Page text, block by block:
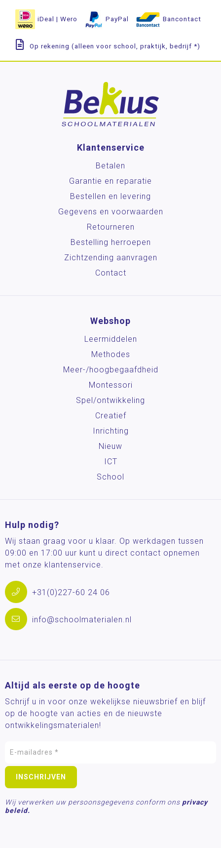
iDeal | Wero PayPal Bancontact
Op rekening (alleen voor school, praktijk, bedrijf *)
Klantenservice
Betalen
Garantie en reparatie
Bestellen en levering
Gegevens en voorwaarden
Retourneren
Bestelling herroepen
Zichtzending aanvragen
Contact
Webshop
Leermiddelen
Methodes
Meer-/hoog­begaafdheid
Montessori
Spel/ontwikkeling
Creatief
Inrichting
Nieuw
ICT
School
Hulp nodig?
Wij staan graag voor u klaar. Op werkdagen tussen
09:00 en 17:00 uur kunt u direct contact opnemen
met onze klantenservice.
+31(0)227-60 24 06
info@schoolmaterialen.nl
Altijd als eerste op de hoogte
Schrijf u in voor onze wekelijkse nieuwsbrief en blijf
op de hoogte van acties en de nieuwste
ontwikkelingsmaterialen!
Wij verwerken uw persoonsgegevens conform ons privacy
beleid.